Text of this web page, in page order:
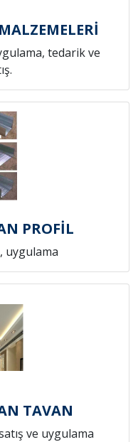
tedarik ve
PROFİL
uygulama
TAVAN
ve uygulama